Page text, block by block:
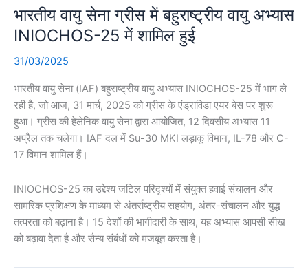
भारतीय वायु सेना ग्रीस में बहुराष्ट्रीय वायु अभ्यास
INIOCHOS-25 में शामिल हुई
31/03/2025
भारतीय वायु सेना (IAF) बहुराष्ट्रीय वायु अभ्यास INIOCHOS-25 में भाग ले
रही है, जो आज, 31 मार्च, 2025 को ग्रीस के एंड्राविडा एयर बेस पर शुरू
हुआ। ग्रीस की हेलेनिक वायु सेना द्वारा आयोजित, 12 दिवसीय अभ्यास 11
अप्रैल तक चलेगा। IAF दल में Su-30 MKI लड़ाकू विमान, IL-78 और C-
17 विमान शामिल हैं।
INIOCHOS-25 का उद्देश्य जटिल परिदृश्यों में संयुक्त हवाई संचालन और
सामरिक प्रशिक्षण के माध्यम से अंतर्राष्ट्रीय सहयोग, अंतर-संचालन और युद्ध
तत्परता को बढ़ाना है। 15 देशों की भागीदारी के साथ, यह अभ्यास आपसी सीख
को बढ़ावा देता है और सैन्य संबंधों को मजबूत करता है।